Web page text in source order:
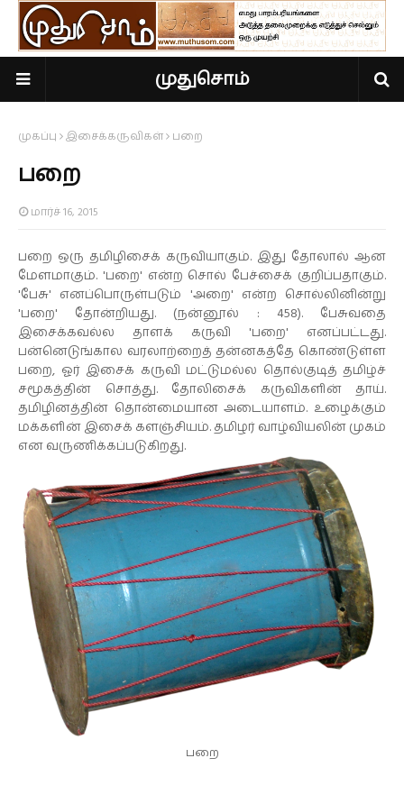
முதுசொம்
முகப்பு இசைக்கருவிகள் பறை
பறை
மார்ச் 16, 2015
பறை ஒரு தமிழிசைக் கருவியாகும். இது தோலால் ஆன
மேளமாகும். 'பறை' என்ற சொல் பேச்சைக் குறிப்பதாகும்.
'பேசு' எனப்பொருள்படும் 'அறை' என்ற சொல்லினின்று
'பறை' தோன்றியது. (நன்னூல் : 458). பேசுவதை
இசைக்கவல்ல தாளக் கருவி 'பறை' எனப்பட்டது.
பன்னெடுங்கால வரலாற்றைத் தன்னகத்தே கொண்டுள்ள
பறை, ஓர் இசைக் கருவி மட்டுமல்ல தொல்குடித் தமிழ்ச்
சமூகத்தின் சொத்து. தோலிசைக் கருவிகளின் தாய்.
தமிழினத்தின் தொன்மையான அடையாளம். உழைக்கும்
மக்களின் இசைக் களஞ்சியம். தமிழர் வாழ்வியலின் முகம்
என வருணிக்கப்படுகிறது.
பறை